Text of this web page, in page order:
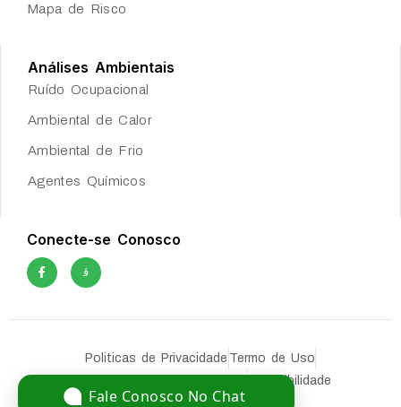
Mapa de Risco
Análises Ambientais
Ruído Ocupacional
Ambiental de Calor
Ambiental de Frio
Agentes Químicos
Conecte-se Conosco
Politicas de Privacidade Termo de Uso
Acessibilidade
Fale Conosco No Chat